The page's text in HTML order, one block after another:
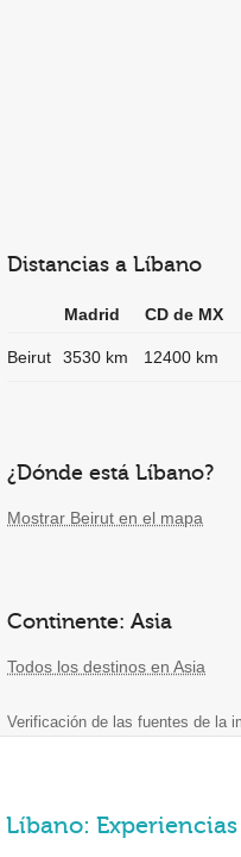
Distancias a Líbano
Madrid CD de MX
Beirut 3530 km 12400 km
¿Dónde está Líbano?
Mostrar Beirut en el mapa
Continente: Asia
Todos los destinos en Asia
Verificación de las fuentes de la
Líbano: